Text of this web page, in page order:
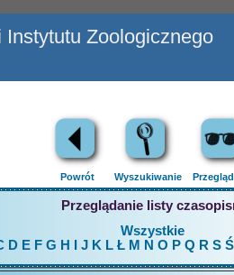
Zoologicznego
Powrót Wyszukiwanie
Przeglądanie listy
Wszystkie
D EFG H J K L Ł M N O P Q R S Ś